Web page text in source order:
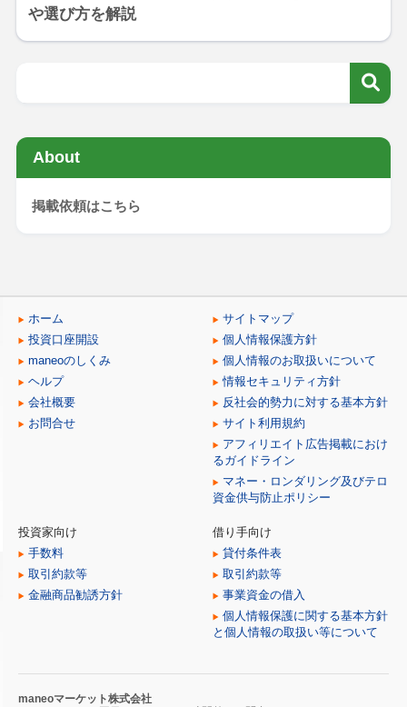
や選び方を解説
About
掲載依頼はこちら
ホーム
投資口座開設
maneoのしくみ
ヘルプ
会社概要
お問合せ
サイトマップ
個人情報保護方針
個人情報のお取扱いについて
情報セキュリティ方針
反社会的勢力に対する基本方針
サイト利用規約
アフィリエイト広告掲載におけ
るガイドライン
マネー・ロンダリング及びテロ
資金供与防止ポリシー
投資家向け
手数料
取引約款等
金融商品勧誘方針
借り手向け
貸付条件表
取引約款等
事業資金の借入
個人情報保護に関する基本方針
と個人情報の取扱い等について
maneoマーケット株式会社